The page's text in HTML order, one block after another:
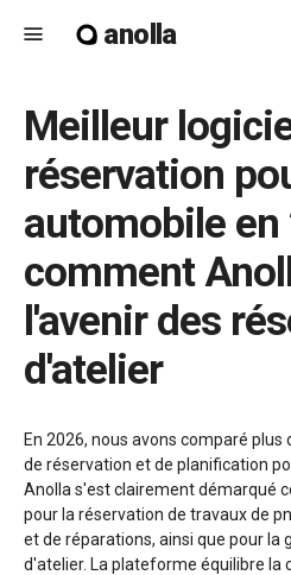
menu anolla
Meilleur logiciel de
réservation
automobile
comment
l'avenir des
d'atelier
En 2026, nous avons comparé
de réservation et de planification
Anolla s'est clairement démarqué
pour la réservation de travaux de
et de réparations, ainsi que pour la
d'atelier. La plateforme équilibre la